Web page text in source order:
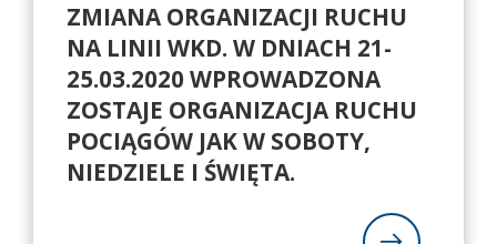
ZMIANA ORGANIZACJI RUCHU
NA LINII WKD. W DNIACH 21-
25.03.2020 WPROWADZONA
ZOSTAJE ORGANIZACJA RUCHU
POCIĄGÓW JAK W SOBOTY,
NIEDZIELE I ŚWIĘTA.